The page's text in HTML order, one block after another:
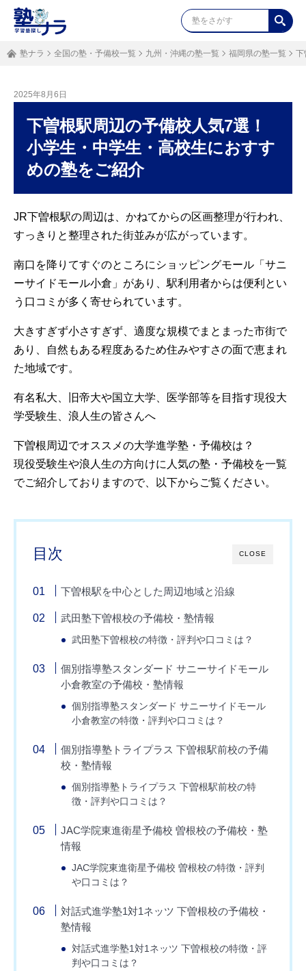
塾ナラ 全国の塾・予備校一覧 九州・沖縄の塾一覧 福岡県の塾一覧 下
2025年8月6日
下曽根駅周辺の予備校人気7選！
小学生・中学生・高校生におすす
めの塾をご紹介
JR下曽根駅の周辺は、かねてからの区画整理が行われ、
すっきりと整理された街並みが広がっています。
南口を降りてすぐのところにショッピングモール「サニ
ーサイドモール小倉」があり、駅利用者からは便利とい
う口コミが多く寄せられています。
大きすぎず小さすぎず、適度な規模でまとまった市街で
あり、自然もある程度あるため住みやすさの面で恵まれ
た地域です。
有名私大、旧帝大や国立大学、医学部等を目指す現役大
学受験生、浪人生の皆さんへ
下曽根周辺でオススメの大学進学塾・予備校は？
現役受験生や浪人生の方向けに人気の塾・予備校を一覧
でご紹介しておりますので、以下からご覧ください。
CLOSE
目次
下曽根駅を中心とした周辺地域と沿線
武田塾下曽根校の予備校・塾情報
武田塾下曽根校の特徴・評判や口コミは？
個別指導塾スタンダード サニーサイドモール
小倉教室の予備校・塾情報
個別指導塾スタンダード サニーサイドモール
小倉教室の特徴・評判や口コミは？
個別指導塾トライプラス 下曽根駅前校の予備
校・塾情報
個別指導塾トライプラス 下曽根駅前校の特
徴・評判や口コミは？
JAC学院東進衛星予備校 曽根校の予備校・塾
情報
JAC学院東進衛星予備校 曽根校の特徴・評判
や口コミは？
対話式進学塾1対1ネッツ 下曽根校の予備校・
塾情報
対話式進学塾1対1ネッツ 下曽根校の特徴・評
判や口コミは？